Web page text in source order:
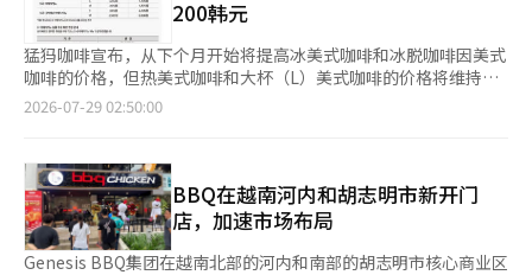
天正值韩国5·18民主化运动纪念日，促销活动中的文案宣传语被
指影射并贬低民主化运动人士，引发舆论强烈谴责，星巴克品牌形
象一落千丈。 争议持续发酵，星巴克的单周交易额及手机应用新
增下载量双双下滑。不过，星巴克近期已出现恢复势头。7月交易
额环比增长9.6%，A Twosome Place则下滑3%，双方差距有所
位，星巴克是否能够重新夺回韩国咖啡市场交易额冠军宝座，仍有
待进一步观察。 平价咖啡也继续保持高速增长，Mega MGC咖啡上
月交易额达到982.1亿韩元，环比增长1.6%，距离单月千亿韩元大
关仅一步之遥，成为韩国咖啡市场新的王者。另一平价连锁品牌
Paik’s Coffee上月交易额维持在245亿韩元左右，与前一个月基
本持平。 业内分析指出，A Twosome Place以及低价咖啡品牌近
韩元。 相比之下，基本热美式咖啡和冰·热美式咖啡大杯（L）价
格将保持不变。 猛犸咖啡表示，原材料价格和各项费用的上涨是
价格调整的原因。猛犸咖啡相关人士表示：“尽管原材料成本上
涨，我们一直在内部吸收涨价因素，以尽量减轻顾客负担。”他还
表示：“最近国际局势不稳和各项费用持续上涨，不得不进行价格
调整。” 自助点餐方式也将进行部分调整。之前选择美式咖啡后
菜单。原有的“加浓美式咖啡”菜单将结束，顾客如需加浓，可在
点美式咖啡后选择额外选项。 另外，Mega MGC咖啡在上个月19
日已将“哈尔美咖啡”系列三种产品的价格上涨200韩元，而The
Venti在5月29日将除美式咖啡外的主要菜单价格上涨了100至500
韩元。此前在3月，Banapresso和Brewda咖啡也对去咖啡因和冷
200韩元
猛犸咖啡宣布，从下个月开始将提高冰美式咖啡和冰脱咖啡因美式
咖啡的价格，但热美式咖啡和大杯（L）美式咖啡的价格将维持不
变。 猛犸咖啡于28日表示，从下个月11日起，冰美式咖啡和冰脱
1600韩元上涨至1800韩元。冰脱咖啡因美式咖啡小杯价格将从
1900韩元上涨至2100韩元，中杯价格将从2300韩元上涨至2500韩
元。 而基础热美式咖啡和冰·热美式咖啡大杯（L）价格将保持不
变。 猛犸咖啡表示，原材料价格和各项费用的上涨是价格调整的
原因。猛犸咖啡相关人士表示：“尽管原材料成本上涨，我们一直
2026-07-29 02:50:00
BBQ在越南河内和胡志明市新开门
店，加速市场布局
Genesis BBQ集团在越南北部的河内和南部的胡志明市核心商业区